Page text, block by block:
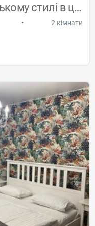
Квартира в скандинавському стилі в центр
• 2 кімнати